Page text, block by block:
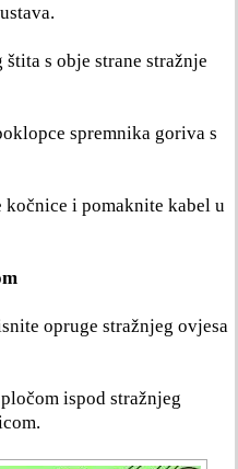
s obje strane stražnje
spremnika goriva s
i pomaknite kabel u
opruge stražnjeg ovjesa
ispod stražnjeg